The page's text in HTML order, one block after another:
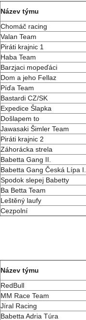
Název týmu
Chomáč racing
Valan Team
Piráti krajnic 1
Haba Team
Barzjaci mopeďáci
Dom a jeho Fellaz
Píďa Team
Bastardi CZ/SK
Expedice Šlapka
Došlapem to
Jawasaki Šimler Team
Piráti krajnic 2
Záhorácka strela
Babetta Gang II.
Babetta Gang Česká Lípa I.
Spodok slepej Babetty
Ba Betta Team
Leštěný laufy
Cezpolní
Název týmu
RedBull
MM Race Team
Jíral Racing
Babetta Adria Túra